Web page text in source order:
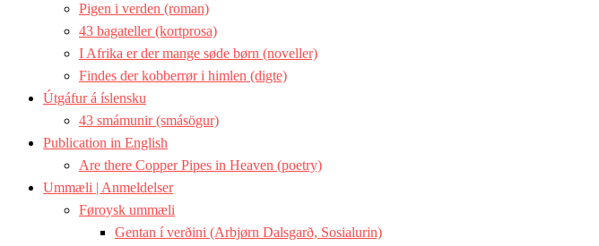
Pigen i verden (roman)
43 bagateller (kortprosa)
I Afrika er der mange søde børn (noveller)
Findes der kobberrør i himlen (digte)
Útgáfur á íslensku
43 smámunir (smásögur)
Publication in English
Are there Copper Pipes in Heaven (poetry)
Ummæli | Anmeldelser
Føroysk ummæli
Gentan í verðini (Arbjørn Dalsgarð, Sosialurin)